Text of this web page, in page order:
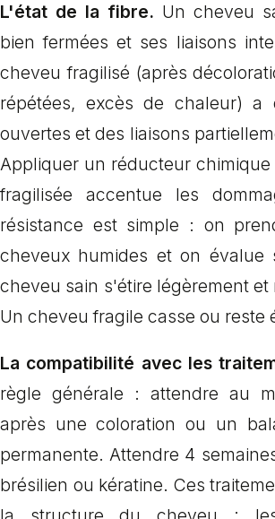
L'état de la fibre. Un cheveu
bien fermées et ses liaisons
cheveu fragilisé (après
répétées, excès de chaleur) a
ouvertes et des liaisons
Appliquer un réducteur
fragilisée accentue les
résistance est simple : on
cheveux humides et on évalue
cheveu sain s'étire légèrement
Un cheveu fragile casse ou reste
La compatibilité avec les
règle générale : attendre au
après une coloration ou un
permanente. Attendre 4
brésilien ou kératine. Ces